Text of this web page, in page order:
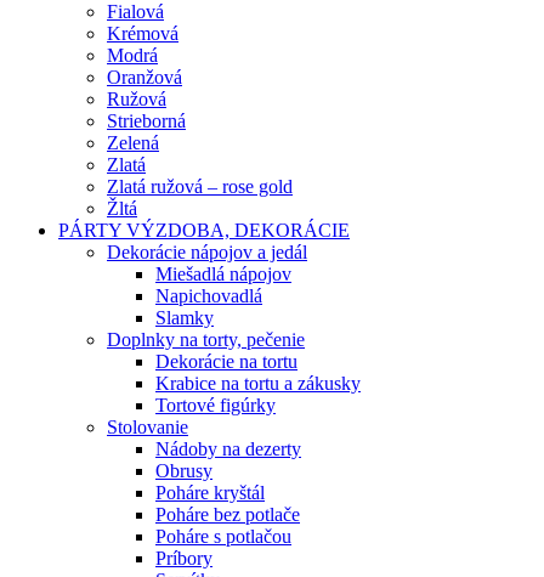
Fialová
Krémová
Modrá
Oranžová
Ružová
Strieborná
Zelená
Zlatá
Zlatá ružová – rose gold
Žltá
PÁRTY VÝZDOBA, DEKORÁCIE
Dekorácie nápojov a jedál
Miešadlá nápojov
Napichovadlá
Slamky
Doplnky na torty, pečenie
Dekorácie na tortu
Krabice na tortu a zákusky
Tortové figúrky
Stolovanie
Nádoby na dezerty
Obrusy
Poháre kryštál
Poháre bez potlače
Poháre s potlačou
Príbory